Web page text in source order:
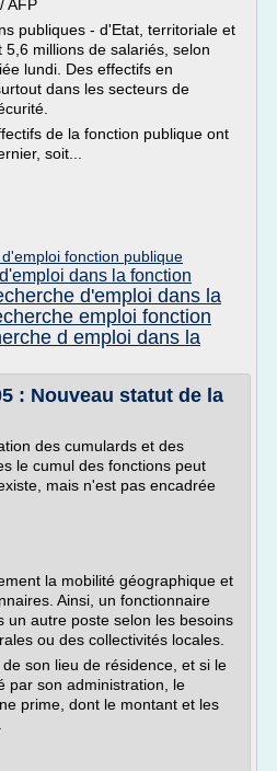
AFP
publiques - d'Etat, territoriale et
millions de salariés, selon
lundi. Des effectifs en
dans les secteurs de
de la fonction publique ont
soit...
fonction publique
dans la fonction
d'emploi dans la
emploi fonction
d emploi dans la
: Nouveau statut de la
des cumulards et des
le cumul des fonctions peut
mais n'est pas encadrée
la mobilité géographique et
Ainsi, un fonctionnaire
un autre poste selon les besoins
ou des collectivités locales.
son lieu de résidence, et si le
par son administration, le
prime, dont le montant et les